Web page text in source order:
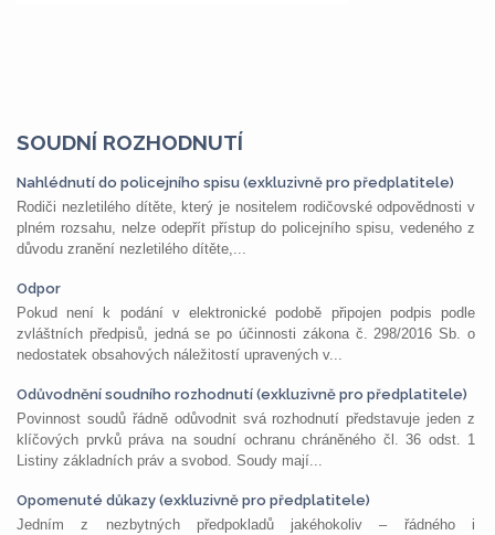
SOUDNÍ ROZHODNUTÍ
Nahlédnutí do policejního spisu (exkluzivně pro předplatitele)
Rodiči nezletilého dítěte, který je nositelem rodičovské odpovědnosti v
plném rozsahu, nelze odepřít přístup do policejního spisu, vedeného z
důvodu zranění nezletilého dítěte,...
Odpor
Pokud není k podání v elektronické podobě připojen podpis podle
zvláštních předpisů, jedná se po účinnosti zákona č. 298/2016 Sb. o
nedostatek obsahových náležitostí upravených v...
Odůvodnění soudního rozhodnutí (exkluzivně pro předplatitele)
Povinnost soudů řádně odůvodnit svá rozhodnutí představuje jeden z
klíčových prvků práva na soudní ochranu chráněného čl. 36 odst. 1
Listiny základních práv a svobod. Soudy mají...
Opomenuté důkazy (exkluzivně pro předplatitele)
Jedním z nezbytných předpokladů jakéhokoliv – řádného i